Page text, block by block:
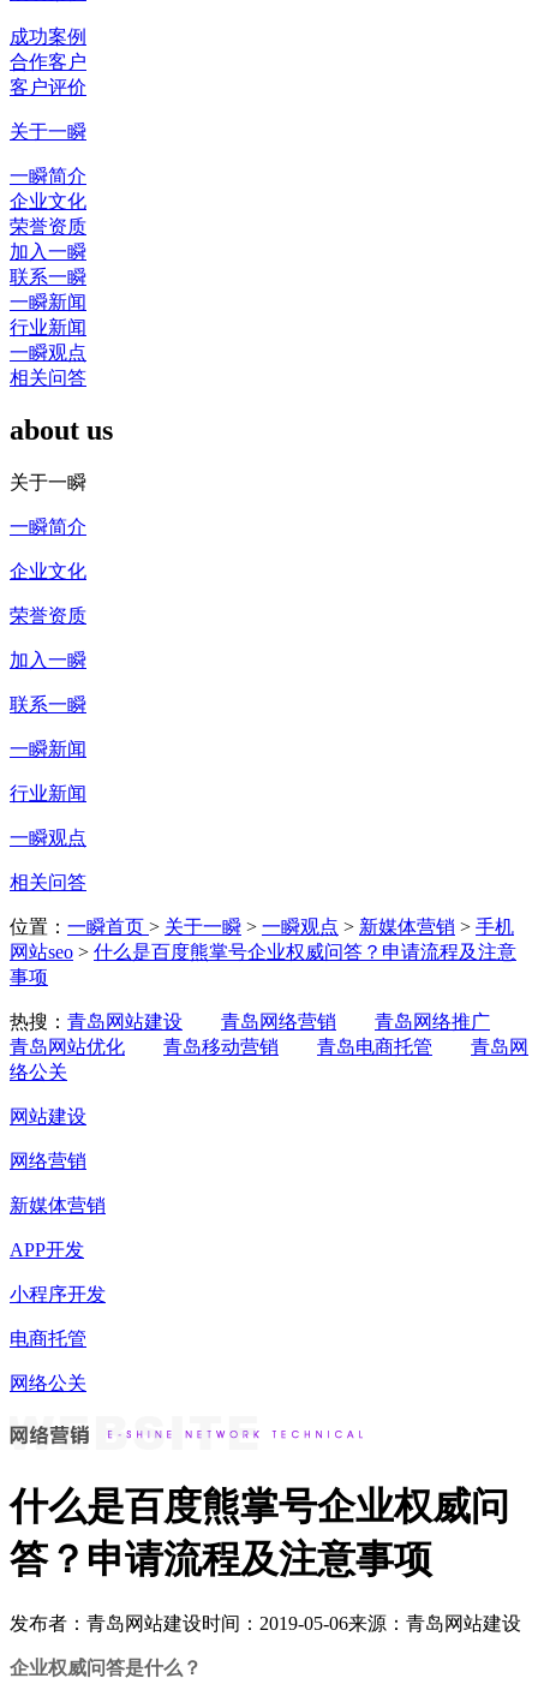
成功案例
合作客户
客户评价
关于一瞬
一瞬简介
企业文化
荣誉资质
加入一瞬
联系一瞬
一瞬新闻
行业新闻
一瞬观点
相关问答
about us
关于一瞬
一瞬简介
企业文化
荣誉资质
加入一瞬
联系一瞬
一瞬新闻
行业新闻
一瞬观点
相关问答
位置： 一瞬首页 > 关于一瞬 > 一瞬观点 > 新媒体营销 > 手机
网站seo > 什么是百度熊掌号企业权威问答？申请流程及注意
事项
热搜： 青岛网站建设 青岛网络营销
青岛网络推广
青岛网站优化
青岛移动营销 青岛电商托管
青岛网
络公关
网站建设
网络营销
新媒体营销
APP开发
小程序开发
电商托管
网络公关
什么是百度熊掌号企业权威问
答？申请流程及注意事项
发布者：青岛网站建设时间：2019-05-06来源：青岛网站建设
企业权威问答是什么？